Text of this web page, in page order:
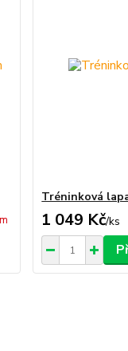
Tréninková
1 049 Kč/ks